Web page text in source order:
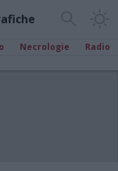
Necrologie Radio